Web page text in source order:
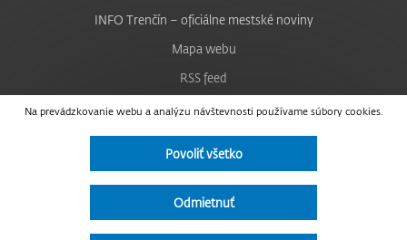
Na prevádzkovanie webu a analýzu návštevnosti používame súbory cookies.
Povoliť všetko
Odmietnuť
INFO Trenčín – oficiálne mestské noviny
Mapa webu
RSS feed
Nastavenie cookies
Facebook
Instagram
Vyhlásenie o prístupnosti